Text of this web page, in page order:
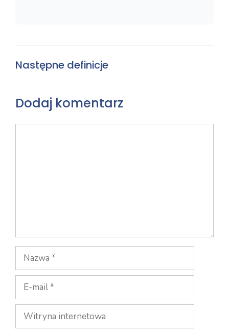
Następne definicje
Dodaj komentarz
Nazwa
mail
Witryna
internetowa